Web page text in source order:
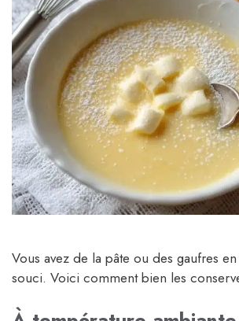
Vous avez de la pâte ou des gaufres
souci. Voici comment bien les